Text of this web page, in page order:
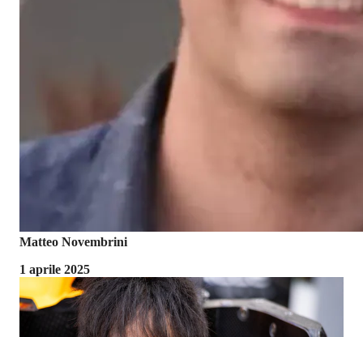
Matteo Novembrini
1 aprile 2025